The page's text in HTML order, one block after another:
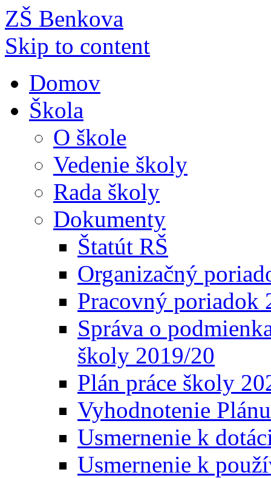
ZŠ Benkova
Skip to content
Domov
Škola
O škole
Vedenie školy
Rada školy
Dokumenty
Štatút RŠ
Organizačný
Pracovný poriadok
Správa o
školy 2019/20
Plán práce školy
Vyhodnotenie
Usmernenie k
Usmernenie k